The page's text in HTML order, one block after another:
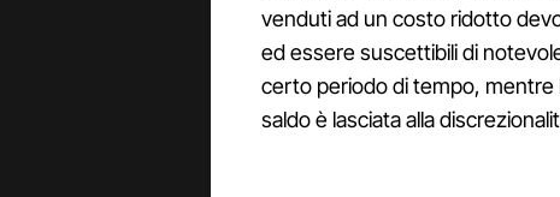
venduti ad un costo ridotto
ed essere suscettibili di
certo periodo di tempo, mentre
saldo è lasciata alla